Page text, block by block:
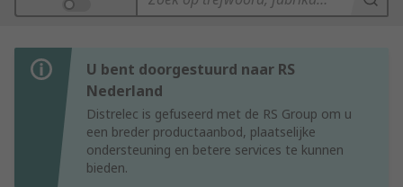
U bent doorgestuurd naar RS
Nederland
Distrelec is gefuseerd met de RS Group om u
een breder productaanbod, plaatselijke
ondersteuning en betere services te kunnen
bieden.